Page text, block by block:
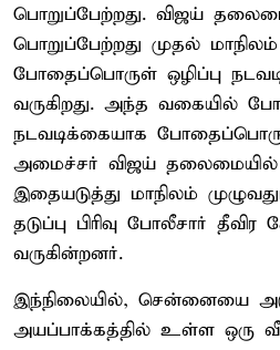
பொறுப்பேற்றது. விஜய்
பொறுப்பேற்றது முதல் மாநிலம்
போதைப்பொருள் ஒழிப்பு
வருகிறது. அந்த வகையில்
நடவடிக்கையாக போதைப்பொருள்
அமைச்சர் விஜய் தலைமையில்
இதையடுத்து மாநிலம்
தடுப்பு பிரிவு போலீசார்
வருகின்றனர்.
இந்நிலையில், சென்னையை
அயப்பாக்கத்தில் உள்ள ஒரு